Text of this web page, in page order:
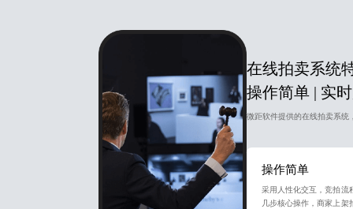
在线拍卖系统
操作简单 | 实
微距软件提供的在线拍卖系统
操作简单
采用人性化交互，竞拍流
几步核心操作，商家上架